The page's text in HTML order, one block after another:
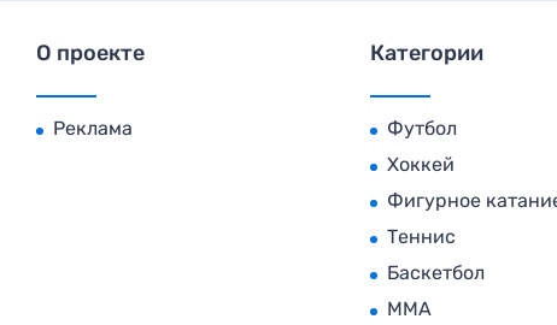
О проекте
Реклама
Категории
Футбол
Хоккей
Фигурное
Теннис
Баскетбол
MMA